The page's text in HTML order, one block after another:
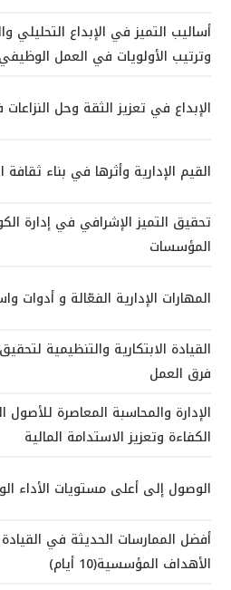
أساليب التميز في الإبداع التحليلي
وترتيب الأولويات في العمل الوظيفي
الإبداع في تعزيز الثقة وحل
القيم الإدارية وأثرها في بناء
تحقيق التميز الإشرافي في إدارة
المؤسسات
المهارات الإدارية الفعّالة و أدوات
القيادة الابتكارية والتنظيمية
فرق العمل
الإدارة والمحاسبة المعاصرة
الكفاءة وتعزيز الاستدامة المالية
الوصول إلى أعلى مستويات الأداء
أفضل الممارسات الحديثة في
الأهداف المؤسسية(10 أيام)